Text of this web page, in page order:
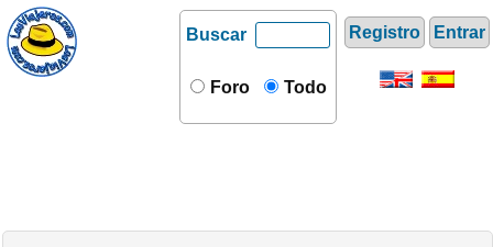
Registro Entrar
Buscar
Foro Todo